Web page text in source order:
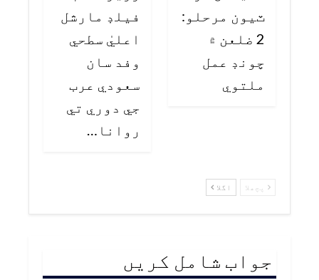
ٽيون مرحلو:
2 ضلعن ۾
چونڊ عمل
ملتوي
فيلڊ مارشل
اعليٰ سطحي
وفد سان
سعودي عرب
جي دوري تي
روانا…
پچھلا اگلا
جواب شامل کریں